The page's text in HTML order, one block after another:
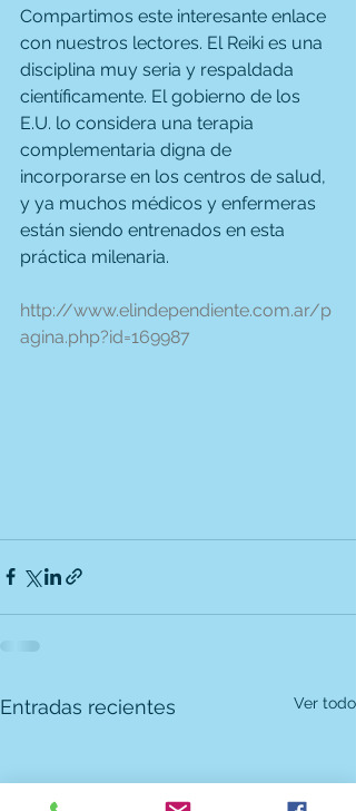
Compartimos este interesante enlace
con nuestros lectores. El Reiki es una
disciplina muy seria y respaldada
científicamente. El gobierno de los
E.U. lo considera una terapia
complementaria digna de
incorporarse en los centros de salud,
y ya muchos médicos y enfermeras
están siendo entrenados en esta
práctica milenaria.
http://www.elindependiente.com.ar/p
agina.php?id=169987
Entradas recientes Ver todo